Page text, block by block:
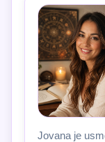
Jovana je